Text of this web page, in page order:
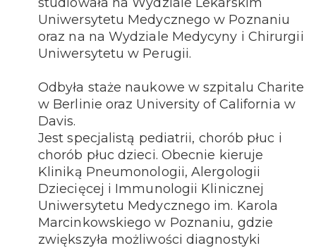
Uniwersytetu Medycznego w Poznaniu
oraz na na Wydziale Medycyny i Chirurgii
Uniwersytetu w Perugii.
Odbyła staże naukowe w szpitalu Charite
w Berlinie oraz University of California w
Davis.
Jest specjalistą pediatrii, chorób płuc i
chorób płuc dzieci. Obecnie kieruje
Kliniką Pneumonologii, Alergologii
Dziecięcej i Immunologii Klinicznej
Uniwersytetu Medycznego im. Karola
Marcinkowskiego w Poznaniu, gdzie
zwiększyła możliwości diagnostyki